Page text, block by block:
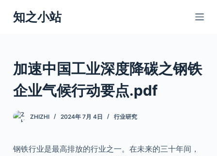
跳
过
知之小站
加速中国工业深度降碳之钢铁
企业气候行动要点.pdf
ZHIZHI 2024年 7月 4日 行业研究
钢铁行业是最高排放的行业之一。在未来的三十年间，